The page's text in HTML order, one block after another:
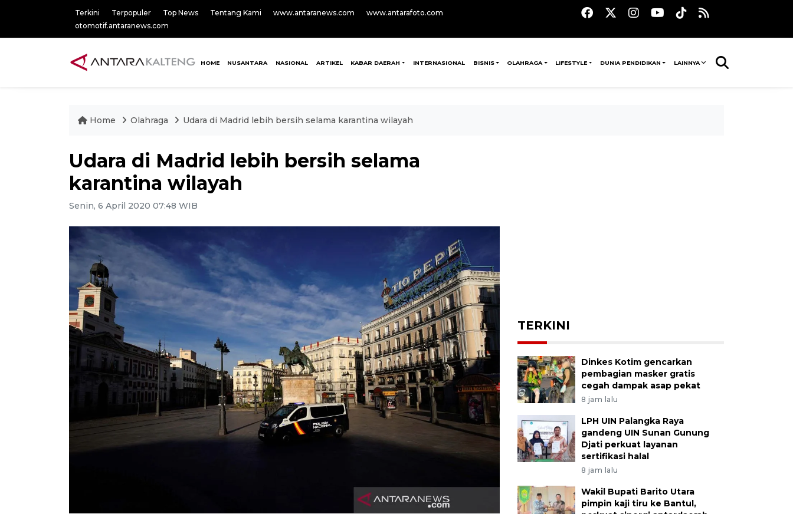
Terkini Terpopuler Top News Tentang Kami www.antaranews.com
www.antarafoto.com
otomotif.antaranews.com
HOME NUSANTARA NASIONAL ARTIKEL KABAR DAERAH INTERNASIONAL BISNIS OLAHRAGA LIFESTYLE DUNIA PENDIDIKAN LAINNYA
Home Olahraga Udara di Madrid lebih bersih selama karantina wilayah
Udara di Madrid lebih bersih selama
karantina wilayah
Senin, 6 April 2020 07:48 WIB
TERKINI
Dinkes Kotim gencarkan
pembagian masker gratis
cegah dampak asap pekat
8 jam lalu
LPH UIN Palangka Raya
gandeng UIN Sunan Gunung
Djati perkuat layanan
sertifikasi halal
8 jam lalu
Wakil Bupati Barito Utara
pimpin kaji tiru ke Bantul,